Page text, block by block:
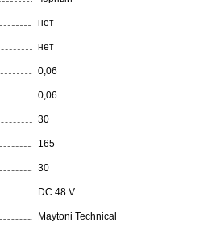
нет
нет
0,06
0,06
30
165
30
DC 48 V
Maytoni Technical